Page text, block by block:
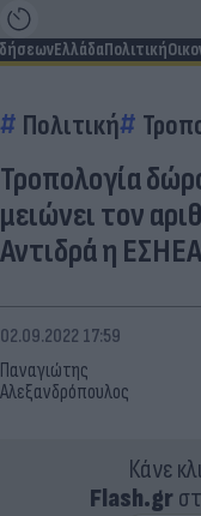
ΕλλάδαΠολιτική
Πολιτική
Τροπολογία
μειώνει τον
Αντιδρά η ΕΣΗΕΑ
Παναγιώτης
Αλεξανδρόπουλος
02.09.2022 17:59
Κάνε
Flash.gr